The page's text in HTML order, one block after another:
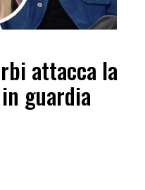
attacca la
guardia